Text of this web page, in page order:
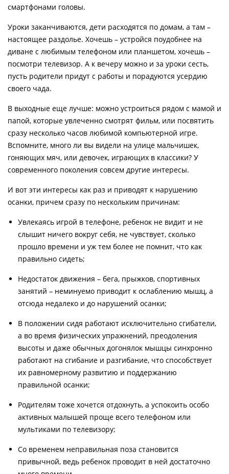
смартфонами головы.
Уроки заканчиваются, дети расходятся по домам, а там –
настоящее раздолье. Хочешь – устройся поудобнее на
диване с любимым телефоном или планшетом, хочешь –
посмотри телевизор. А к вечеру можно и за уроки сесть,
пусть родители придут с работы и порадуются усердию
своего чада.
В выходные еще лучше: можно устроиться рядом с мамой и
папой, которые увлеченно смотрят фильм, или посвятить
сразу несколько часов любимой компьютерной игре.
Вспомните, много ли вы видели на улице мальчишек,
гоняющих мяч, или девочек, играющих в классики? У
современного поколения совсем другие интересы.
И вот эти интересы как раз и приводят к нарушению
осанки, причем сразу по нескольким причинам:
Увлекаясь игрой в телефоне, ребенок не видит и не
слышит ничего вокруг себя, не чувствует, сколько
прошло времени и уж тем более не помнит, что как
правильно сидеть;
Недостаток движения – бега, прыжков, спортивных
занятий – неминуемо приводит к ослаблению мышц, а
отсюда недалеко и до нарушений осанки;
В положении сидя работают исключительно сгибатели,
а во время физических упражнений, преодоления
высоты и даже обычных догонялок мышцы синхронно
работают на сгибание и разгибание, что способствует
их равномерному развитию и поддержанию
правильной осанки;
Родителям тоже хочется отдохнуть, а успокоить особо
активных малышей проще всего телефоном или
мультиками по телевизору;
Со временем неправильная поза становится
привычной, ведь ребенок проводит в ней достаточно